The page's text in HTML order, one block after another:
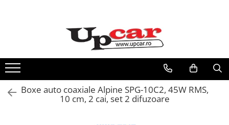
Aplice si Pendule
Electrocasnice Mici
Audio & Video
Boxe auto coaxiale Alpine SPG-10C2, 45W RMS,
10 cm, 2 cai, set 2 difuzoare